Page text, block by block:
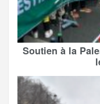
Soutien à la